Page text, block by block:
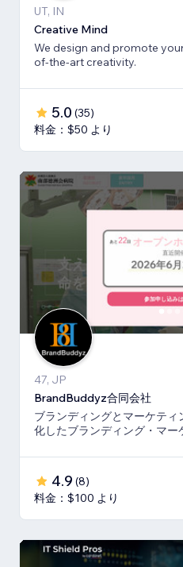
UT, IN
Creative Mind
We design and promote
of-the-art creativity.
5.0 (35)
料金：$50 より
47, JP
BrandBuddyz合同会社
ブランディングとマーケテ
化したブランディング・マ
4.9 (8)
料金：$100 より